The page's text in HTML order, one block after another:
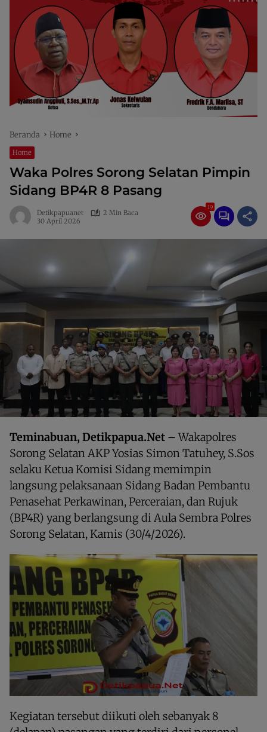
Beranda Home
Home
Waka Polres Sorong Selatan Pimpin
Sidang BP4R 8 Pasang
Detikpapuanet
2 Min Baca
30 April 2026
19
Teminabuan, Detikpapua.Net – Wakapolres
Sorong Selatan AKP Yosias Simon Tatuhey, S.Sos
selaku Ketua Komisi Sidang memimpin
langsung pelaksanaan Sidang Badan Pembantu
Penasehat Perkawinan, Perceraian, dan Rujuk
(BP4R) yang berlangsung di Aula Sembra Polres
Sorong Selatan, Kamis (30/4/2026).
Kegiatan tersebut diikuti oleh sebanyak 8